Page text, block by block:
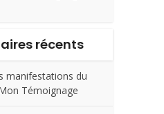
récents
manifestations du
Témoignage